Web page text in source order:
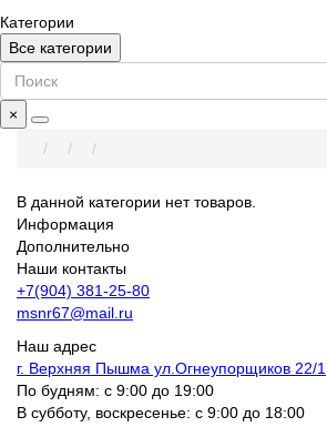
Категории
Все категории
×
В данной категории нет товаров.
Информация
Дополнительно
Наши контакты
+7(904) 381-25-80
msnr67@mail.ru
Наш адрес
г. Верхняя Пышма ул.Огнеупорщиков 22/1
По будням: с 9:00 до 19:00
В субботу, воскресенье: с 9:00 до 18:00